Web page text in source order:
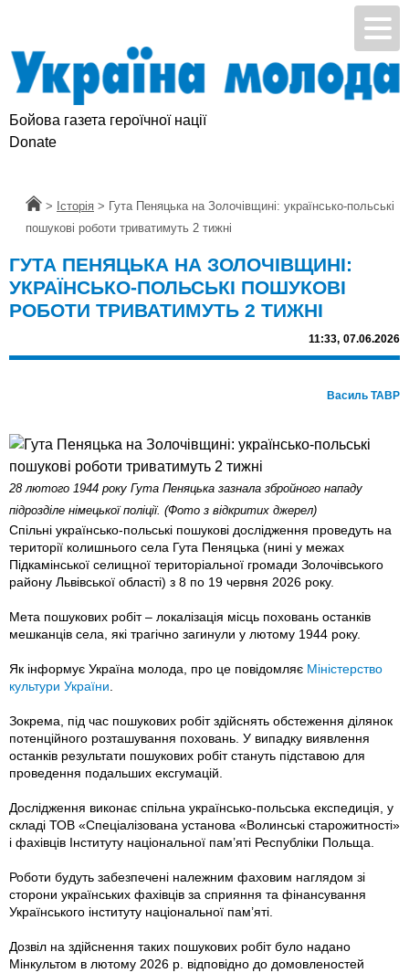
Бойова газета героїчної нації
Donate
Головна
> Історія > Гута Пеняцька на Золочівщині: українсько-польські
пошукові роботи триватимуть 2 тижні
ГУТА ПЕНЯЦЬКА НА ЗОЛОЧІВЩИНІ:
УКРАЇНСЬКО-ПОЛЬСЬКІ ПОШУКОВІ
РОБОТИ ТРИВАТИМУТЬ 2 ТИЖНІ
11:33, 07.06.2026
Василь ТАВР
28 лютого 1944 року Гута Пеняцька зазнала збройного нападу
підрозділe німецької поліції. (Фото з відкритих джерел)
Спільні українсько-польські пошукові дослідження проведуть на
території колишнього села Гута Пеняцька (нині у межах
Підкамінської селищної територіальної громади Золочівського
району Львівської області) з 8 по 19 червня 2026 року.
Мета пошукових робіт – локалізація місць поховань останків
мешканців села, які трагічно загинули у лютому 1944 року.
Як інформує Україна молода, про це повідомляє Міністерство
культури України.
Зокрема, під час пошукових робіт здійснять обстеження ділянок
потенційного розташування поховань. У випадку виявлення
останків результати пошукових робіт стануть підставою для
проведення подальших ексгумацій.
Дослідження виконає спільна українсько-польська експедиція, у
складі ТОВ «Спеціалізована установа «Волинські старожитності»
і фахівців Інституту національної пам’яті Республіки Польща.
Роботи будуть забезпечені належним фаховим наглядом зі
сторони українських фахівців за сприяння та фінансування
Українського інституту національної пам’яті.
Дозвіл на здійснення таких пошукових робіт було надано
Мінкультом в лютому 2026 р. відповідно до домовленостей